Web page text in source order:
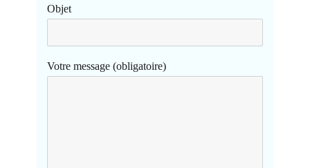
Objet
Votre message (obligatoire)